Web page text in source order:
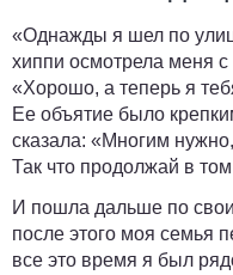
«Однажды я шел по
хиппи осмотрела меня с
«Хорошо, а теперь я
Ее объятие было
сказала: «Многим
Так что продолжай в
И пошла дальше по
после этого моя семья
все это время я был